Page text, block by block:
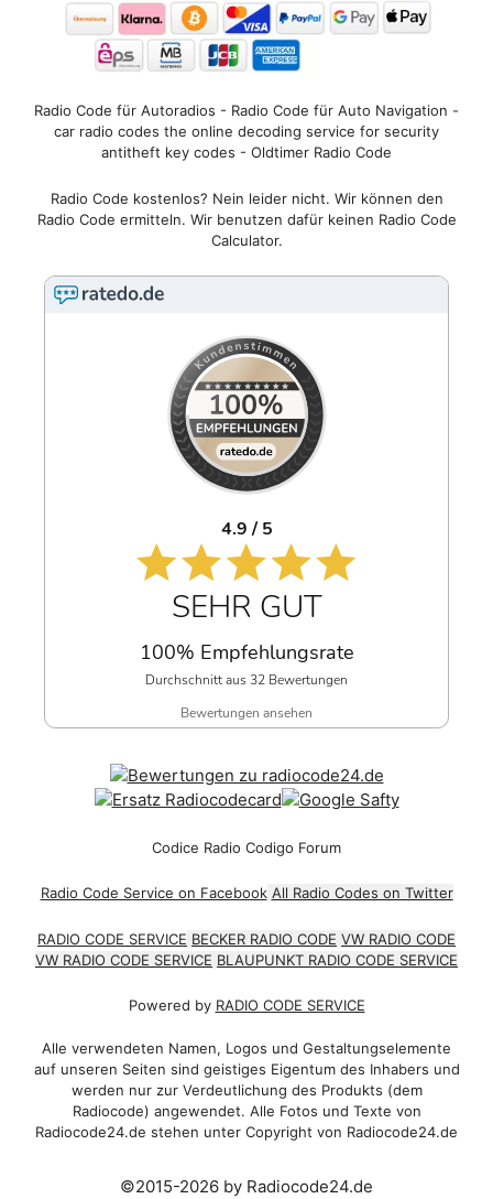
Radio Code für Autoradios - Radio Code für Auto Navigation -
car radio codes the online decoding service for security
antitheft key codes - Oldtimer Radio Code
Radio Code kostenlos? Nein leider nicht. Wir können den
Radio Code ermitteln. Wir benutzen dafür keinen Radio Code
Calculator.
4.9 / 5
SEHR GUT
100% Empfehlungsrate
Durchschnitt aus 32 Bewertungen
Bewertungen ansehen
Codice Radio Codigo Forum
Radio Code Service on Facebook All Radio Codes on Twitter
RADIO CODE SERVICE BECKER RADIO CODE VW RADIO CODE
VW RADIO CODE SERVICE BLAUPUNKT RADIO CODE SERVICE
Powered by RADIO CODE SERVICE
Alle verwendeten Namen, Logos und Gestaltungselemente
auf unseren Seiten sind geistiges Eigentum des Inhabers und
werden nur zur Verdeutlichung des Produkts (dem
Radiocode) angewendet. Alle Fotos und Texte von
Radiocode24.de stehen unter Copyright von Radiocode24.de
©2015-2026 by Radiocode24.de